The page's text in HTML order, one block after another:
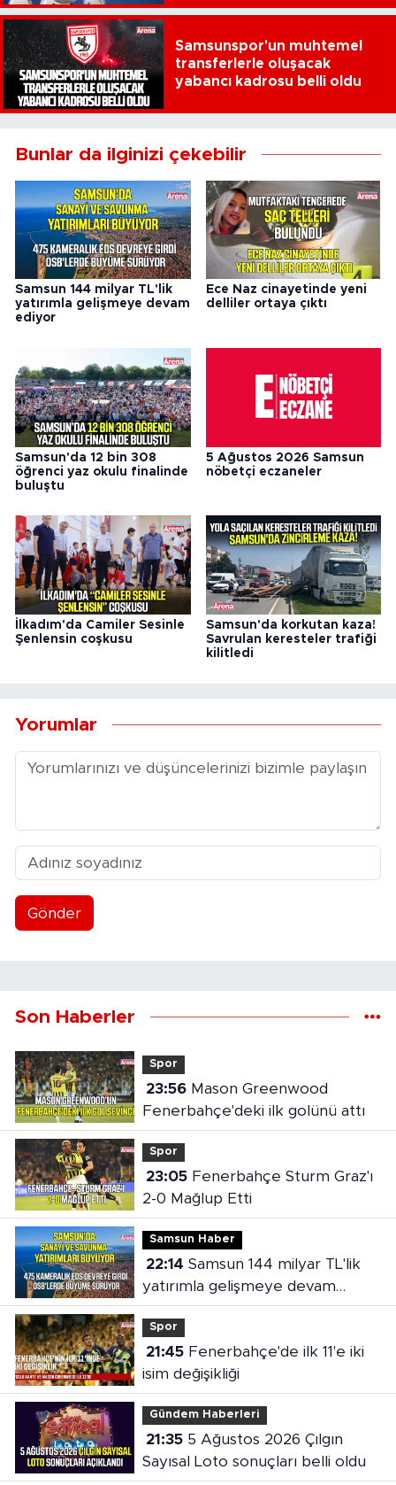
Samsunspor'un muhtemel
transferlerle oluşacak
yabancı kadrosu belli oldu
Bunlar da ilginizi çekebilir
Samsun 144 milyar TL'lik
yatırımla gelişmeye devam
ediyor
Ece Naz cinayetinde yeni
delliler ortaya çıktı
Samsun'da 12 bin 308
öğrenci yaz okulu finalinde
buluştu
5 Ağustos 2026 Samsun
nöbetçi eczaneler
İlkadım'da Camiler Sesinle
Şenlensin coşkusu
Samsun'da korkutan kaza!
Savrulan keresteler trafiği
kilitledi
Yorumlar
Gönder
Son Haberler
Spor
23:56Mason Greenwood
Fenerbahçe'deki ilk golünü attı
Spor
23:05Fenerbahçe Sturm Graz'ı
2-0 Mağlup Etti
Samsun Haber
22:14
yatırımla gelişmeye devam
ediyor
Spor
21:45Fenerbahçe'de ilk 11'e iki
isim değişikliği
Gündem Haberleri
21:355 Ağustos 2026 Çılgın
Sayısal Loto sonuçları belli oldu